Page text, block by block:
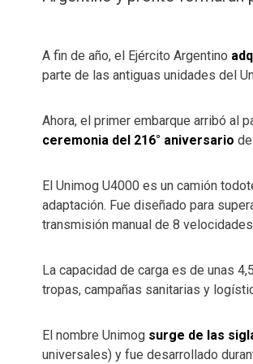
A fin de año, el Ejército Argentino
parte de las antiguas unidades del
Ahora, el primer embarque arribó al
ceremonia del 216° aniversario
El Unimog U4000 es un camión
adaptación. Fue diseñado para
transmisión manual de 8
La capacidad de carga es de unas
tropas, campañas sanitarias y
El nombre Unimog surge de las
universales) y fue desarrollado